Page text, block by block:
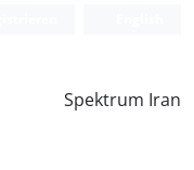
Spektrum Iran